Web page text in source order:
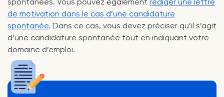
de motivation dans le cas d’une candidature
spontanée. Dans ce cas, vous devez préciser qu’il s’agit
d’une candidature spontanée tout en indiquant votre
domaine d’emploi.